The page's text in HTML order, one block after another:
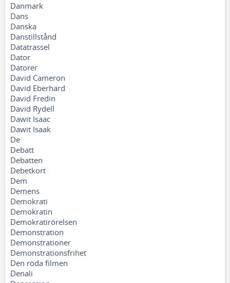
Danmark
Dans
Danska
Danstillstånd
Datatrassel
Dator
Datorer
David Cameron
David Eberhard
David Fredin
David Rydell
Dawit Isaac
Dawit Isaak
De
Debatt
Debatten
Debetkort
Dem
Demens
Demokrati
Demokratin
Demokratirörelsen
Demonstration
Demonstrationer
Demonstrationsfrihet
Den röda filmen
Denali